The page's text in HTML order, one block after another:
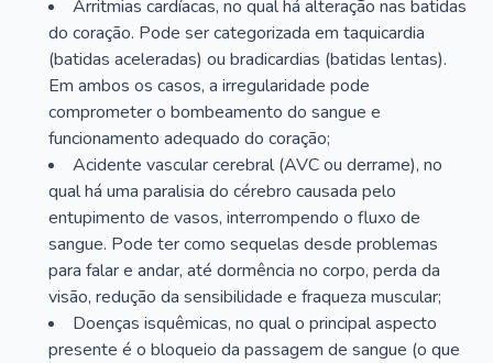
Arritmias cardíacas, no qual há alteração nas batidas
do coração. Pode ser categorizada em taquicardia
(batidas aceleradas) ou bradicardias (batidas lentas).
Em ambos os casos, a irregularidade pode
comprometer o bombeamento do sangue e
funcionamento adequado do coração;
Acidente vascular cerebral (AVC ou derrame), no
qual há uma paralisia do cérebro causada pelo
entupimento de vasos, interrompendo o fluxo de
sangue. Pode ter como sequelas desde problemas
para falar e andar, até dormência no corpo, perda da
visão, redução da sensibilidade e fraqueza muscular;
Doenças isquêmicas, no qual o principal aspecto
presente é o bloqueio da passagem de sangue (o que